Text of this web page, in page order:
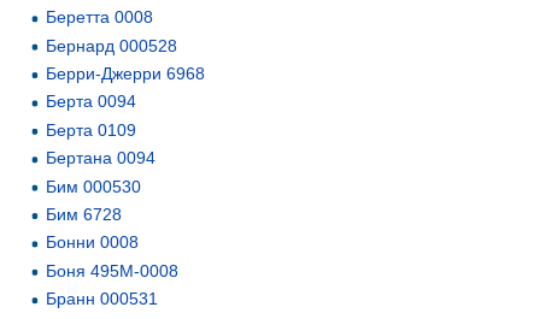
Беретта 0008
Бернард 000528
Берри-Джерри 6968
Берта 0094
Берта 0109
Бертана 0094
Бим 000530
Бим 6728
Бонни 0008
Боня 495М-0008
Бранн 000531